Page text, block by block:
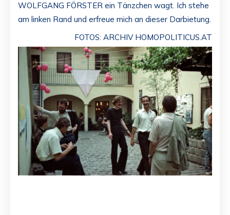
WOLFGANG FÖRSTER ein Tänzchen wagt. Ich stehe
am linken Rand und erfreue mich an dieser Darbietung.
FOTOS: ARCHIV HOMOPOLITICUS.AT